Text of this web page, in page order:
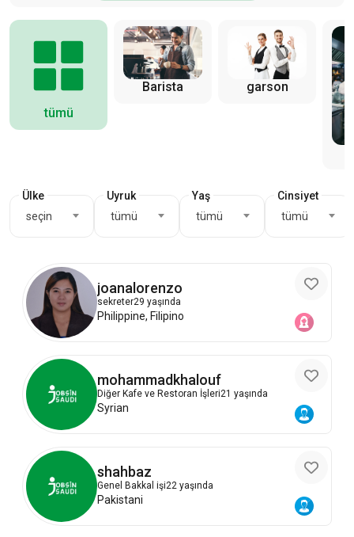
tümü
Barista garson
Ülke
seçin
Uyruk
tümü
Yaş
tümü
Cinsiyet
tümü
joanalorenzo
sekreter29 yaşında
Philippine, Filipino
mohammadkhalouf
Diğer Kafe ve Restoran İşleri21 yaşında
Syrian
shahbaz
Genel Bakkal işi22 yaşında
Pakistani